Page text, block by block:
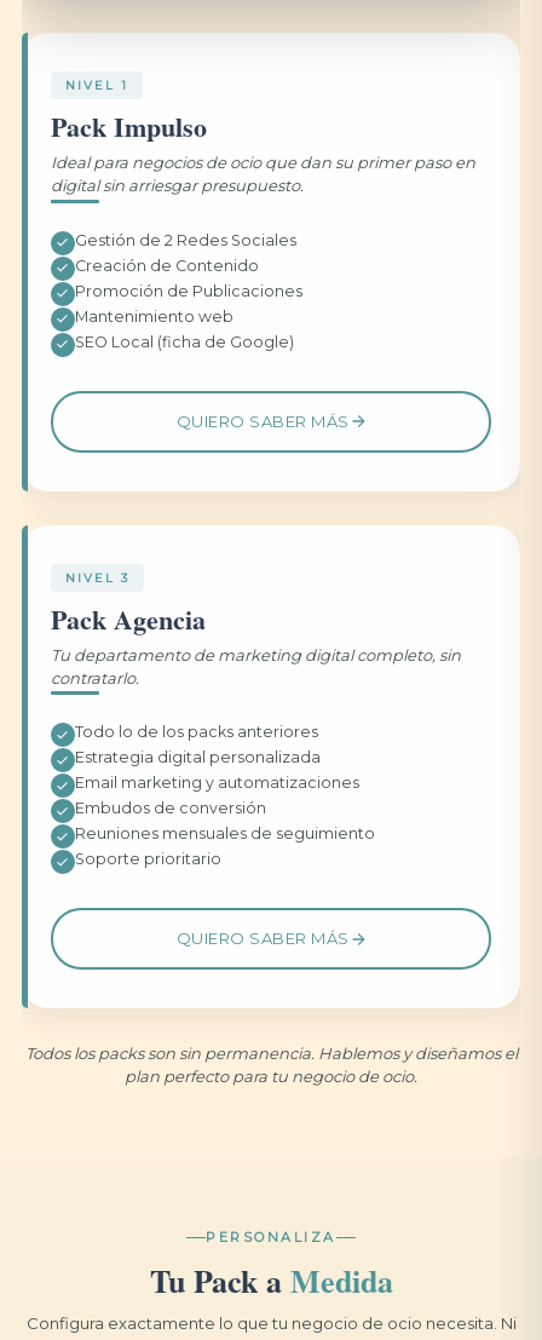
NIVEL 1
Pack Impulso
Ideal para negocios de ocio que dan su primer paso en
digital sin arriesgar presupuesto.
Gestión de 2 Redes Sociales
Creación de Contenido
Promoción de Publicaciones
Mantenimiento web
SEO Local (ficha de Google)
QUIERO SABER MÁS
NIVEL 3
Pack Agencia
Tu departamento de marketing digital completo, sin
contratarlo.
Todo lo de los packs anteriores
Estrategia digital personalizada
Email marketing y automatizaciones
Embudos de conversión
Reuniones mensuales de seguimiento
Soporte prioritario
QUIERO SABER MÁS
Todos los packs son sin permanencia. Hablemos y diseñamos el
plan perfecto para tu negocio de ocio.
PERSONALIZA
Tu Pack aMedida
Configura exactamente lo que tu negocio de ocio necesita. Ni